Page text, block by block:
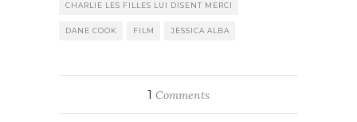
CHARLIE LES FILLES LUI DISENT MERCI
DANE COOK FILM JESSICA ALBA
1 Comments